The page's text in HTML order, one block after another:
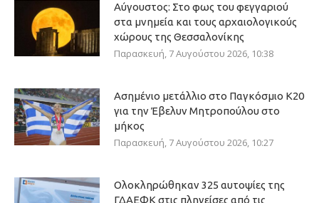
Αύγουστος: Στο φως του φεγγαριού
στα μνημεία και τους αρχαιολογικούς
χώρους της Θεσσαλονίκης
Παρασκευή, 7 Αυγούστου 2026, 10:38
Ασημένιο μετάλλιο στο Παγκόσμιο Κ20
για την Έβελυν Μητροπούλου στο
μήκος
Παρασκευή, 7 Αυγούστου 2026, 10:27
Ολοκληρώθηκαν 325 αυτοψίες της
ΓΔΑΕΦΚ στις πληγείσες από τις